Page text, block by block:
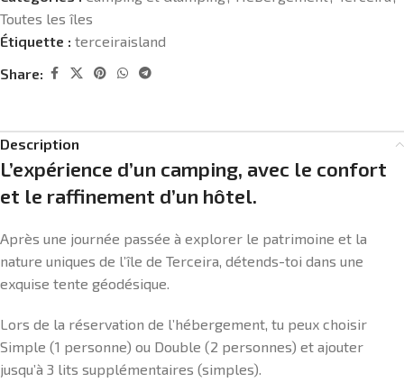
Toutes les îles
Étiquette : terceiraisland
Share:
Description
L’expérience d’un camping, avec le confort
et le raffinement d’un hôtel.
Après une journée passée à explorer le patrimoine et la
nature uniques de l’île de Terceira, détends-toi dans une
exquise tente géodésique.
Lors de la réservation de l’hébergement, tu peux choisir
Simple (1 personne) ou Double (2 personnes) et ajouter
jusqu’à 3 lits supplémentaires (simples).